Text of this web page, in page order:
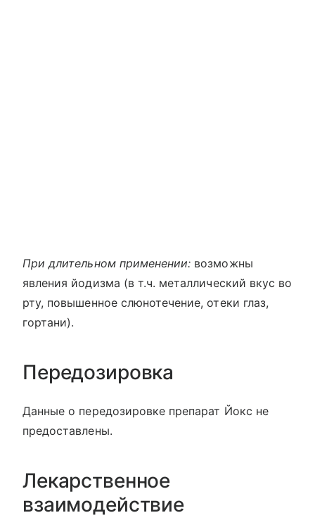
При длительном применении: возможны
явления йодизма (в т.ч. металлический вкус во
рту, повышенное слюнотечение, отеки глаз,
гортани).
Передозировка
Данные о передозировке препарат Йокс не
предоставлены.
Лекарственное
взаимодействие